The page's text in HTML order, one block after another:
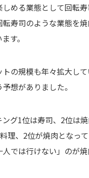
める業態として回転
寿司のような業態を
す。
の規模も年々拡大し
想がありました。
グ1位は寿司、2位は
理、2位が焼肉となっ
では行けない」のが